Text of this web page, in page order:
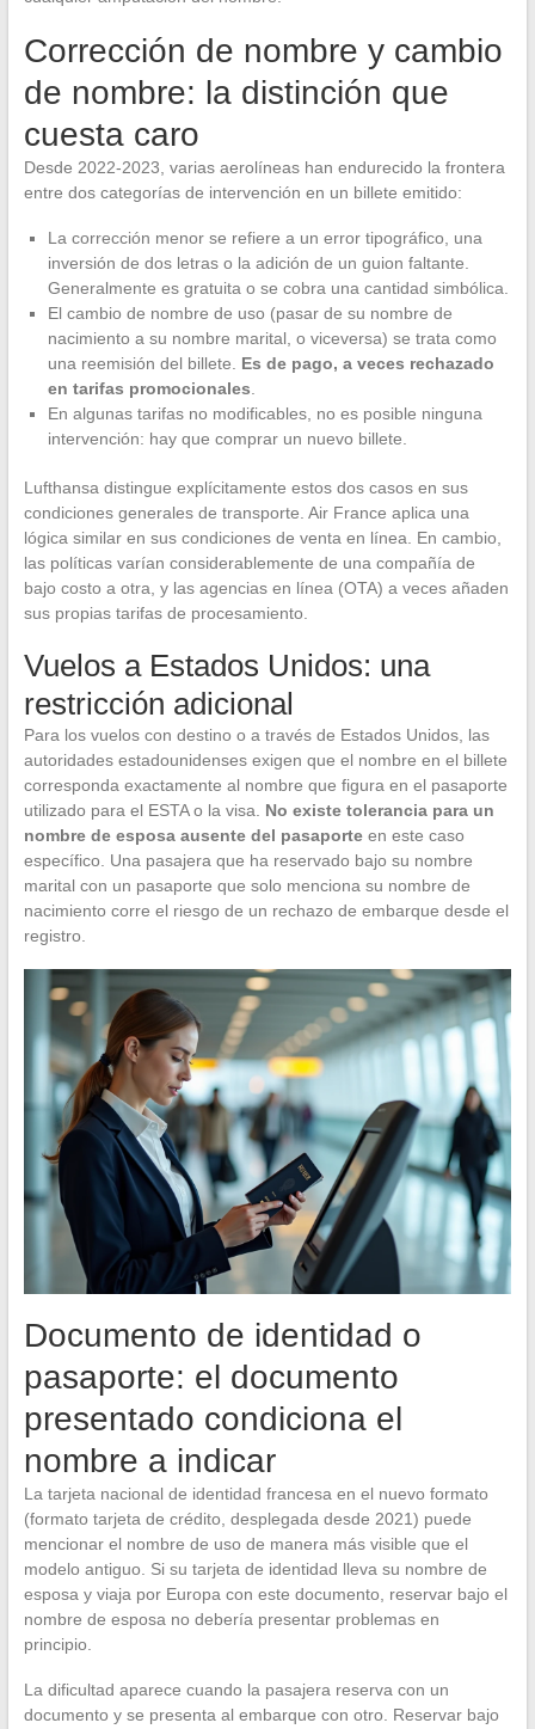
Corrección de nombre y cambio
de nombre: la distinción que
cuesta caro
Desde 2022-2023, varias aerolíneas han endurecido la frontera
entre dos categorías de intervención en un billete emitido:
La corrección menor se refiere a un error tipográfico, una
inversión de dos letras o la adición de un guion faltante.
Generalmente es gratuita o se cobra una cantidad simbólica.
El cambio de nombre de uso (pasar de su nombre de
nacimiento a su nombre marital, o viceversa) se trata como
una reemisión del billete. Es de pago, a veces rechazado
en tarifas promocionales
En algunas tarifas no modificables, no es posible ninguna
intervención: hay que comprar un nuevo billete.
Lufthansa distingue explícitamente estos dos casos en sus
condiciones generales de transporte. Air France aplica una
lógica similar en sus condiciones de venta en línea. En cambio,
las políticas varían considerablemente de una compañía de
bajo costo a otra, y las agencias en línea (OTA) a veces añaden
sus propias tarifas de procesamiento.
Vuelos a Estados Unidos: una
restricción adicional
Para los vuelos con destino o a través de Estados Unidos, las
autoridades estadounidenses exigen que el nombre en el billete
corresponda exactamente al nombre que figura en el pasaporte
utilizado para el ESTA o la visa. No existe tolerancia para un
nombre de esposa ausente del pasaporteen este caso
específico. Una pasajera que ha reservado bajo su nombre
marital con un pasaporte que solo menciona su nombre de
nacimiento corre el riesgo de un rechazo de embarque desde el
registro.
Documento de identidad o
pasaporte: el documento
presentado condiciona el
nombre a indicar
La tarjeta nacional de identidad francesa en el nuevo formato
(formato tarjeta de crédito, desplegada desde 2021) puede
mencionar el nombre de uso de manera más visible que el
modelo antiguo. Si su tarjeta de identidad lleva su nombre de
esposa y viaja por Europa con este documento, reservar bajo el
nombre de esposa no debería presentar problemas en
principio.
La dificultad aparece cuando la pasajera reserva con un
documento y se presenta al embarque con otro. Reservar bajo